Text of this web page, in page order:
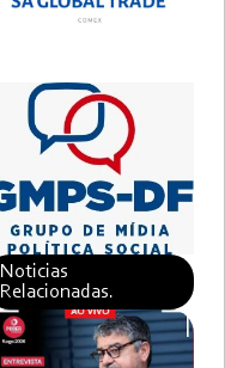
Noticias
Relacionadas.